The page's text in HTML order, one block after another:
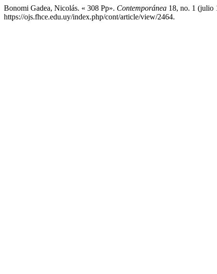
Bonomi Gadea, Nicolás. « 308 Pp». Contemporánea 18, no. 1 (julio
https://ojs.fhce.edu.uy/index.php/cont/article/view/2464.